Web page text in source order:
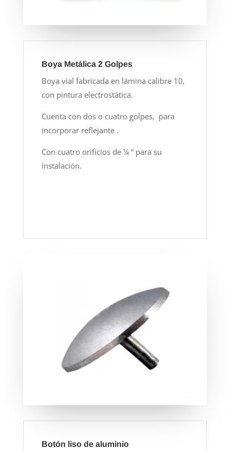
Boya Metálica 2 Golpes
Boya vial fabricada en lámina calibre 10,
con pintura electrostática.
Cuenta con dos o cuatro golpes, para
incorporar reflejante .
Con cuatro orificios de ¼ “ para su
instalación.
Botón liso de aluminio